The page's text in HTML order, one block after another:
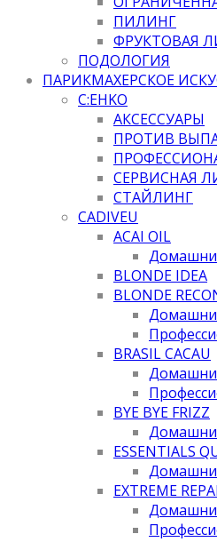
ПИЛИНГ
ФРУКТОВАЯ
ПОДОЛОГИЯ
ПАРИКМАХЕРСКОЕ
C:EHKO
АКСЕССУАРЫ
ПРОТИВ
СЕРВИСНАЯ
СТАЙЛИНГ
CADIVEU
ACAI OIL
BLONDE IDEA
BLONDE
BRASIL CACAU
BYE BYE FRIZZ
ESSENTIALS
EXTREME